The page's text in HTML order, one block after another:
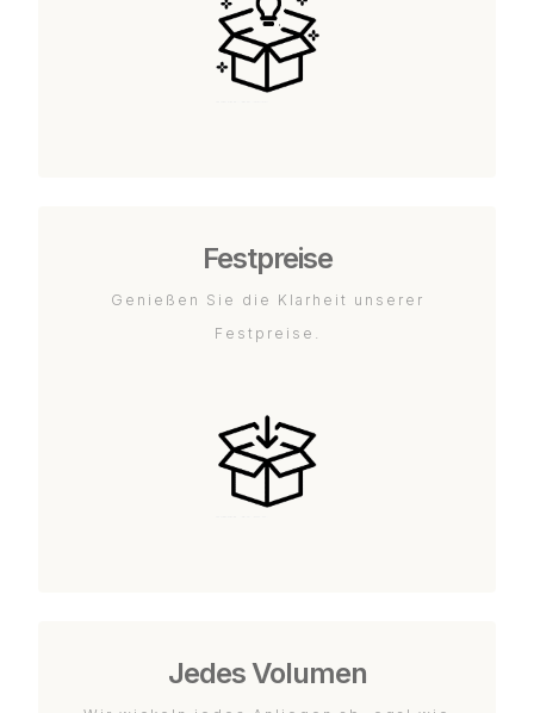
Festpreise
Genießen Sie die Klarheit unserer
Festpreise.
Jedes Volumen